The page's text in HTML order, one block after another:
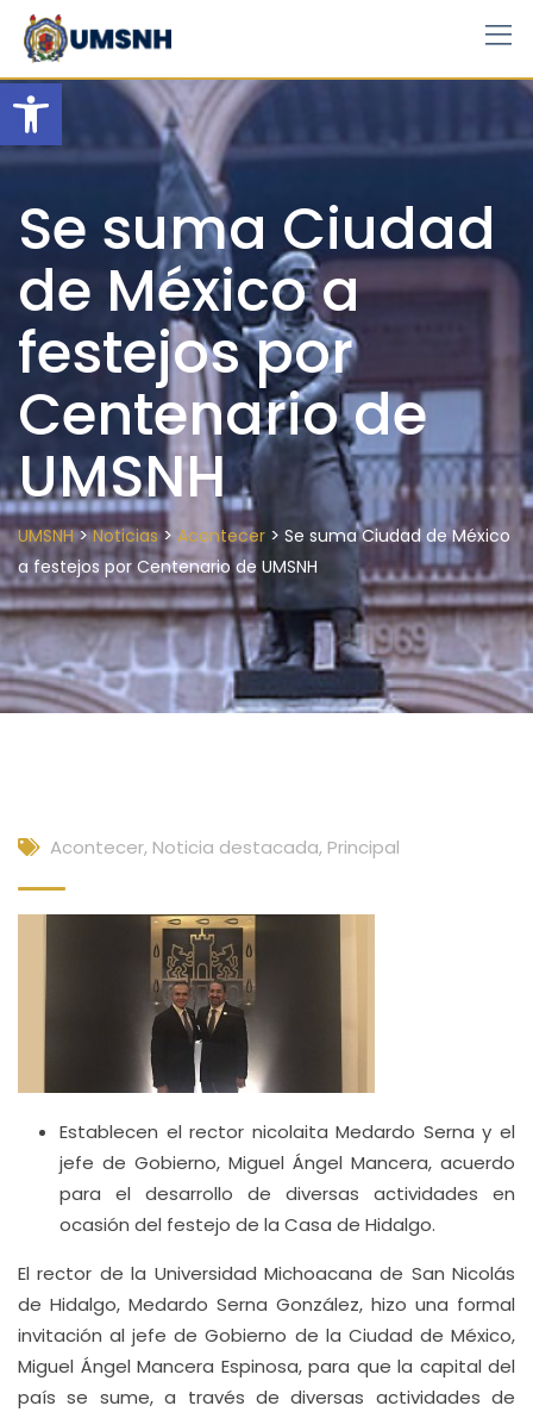
Open toolbar
Skip
content
Se suma Ciudad
de México a
festejos por
Centenario de
UMSNH
UMSNH>Noticias> Acontecer > Se suma Ciudad de México
a festejos por Centenario de UMSNH
Acontecer, Noticia destacada, Principal
Establecen el rector nicolaita Medardo Serna y el
jefe de Gobierno, Miguel Ángel Mancera, acuerdo
para el desarrollo de diversas actividades en
ocasión del festejo de la Casa de Hidalgo.
El rector de la Universidad Michoacana de San Nicolás
de Hidalgo, Medardo Serna González, hizo una formal
invitación al jefe de Gobierno de la Ciudad de México,
Miguel Ángel Mancera Espinosa, para que la capital del
país se sume, a través de diversas actividades de